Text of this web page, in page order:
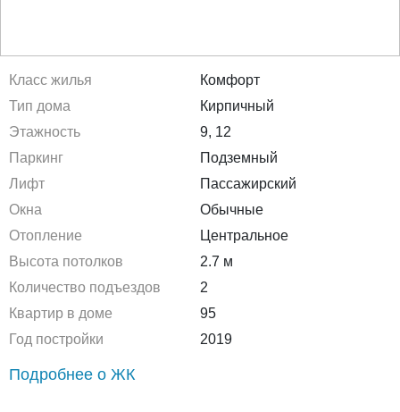
Класс жилья
Комфорт
Тип дома
Кирпичный
Этажность
9, 12
Паркинг
Подземный
Лифт
Пассажирский
Окна
Обычные
Отопление
Центральное
Высота потолков
2.7 м
Количество подъездов
2
Квартир в доме
95
Год постройки
2019
Подробнее о ЖК